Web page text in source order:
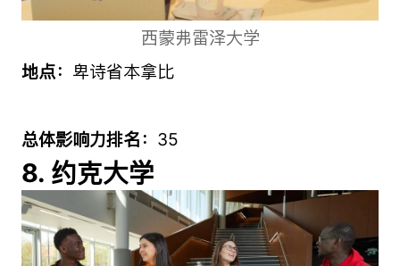
西蒙弗雷泽大学
地点： 卑诗省本拿比
总体影响力排名： 35
8. 约克大学